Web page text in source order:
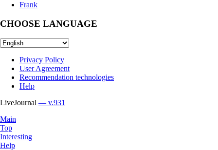
Frank
CHOOSE LANGUAGE
Privacy Policy
User Agreement
Recommendation technologies
Help
LiveJournal — v.931
Main
Top
Interesting
Help